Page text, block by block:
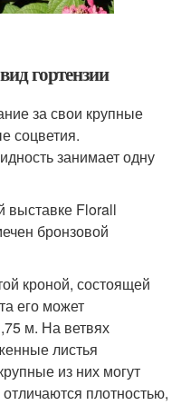
гортензии
за свои крупные
соцветия.
занимает одну
Florall
бронзовой
кроной, состоящей
его может
м. На ветвях
листья
из них могут
плотностью,